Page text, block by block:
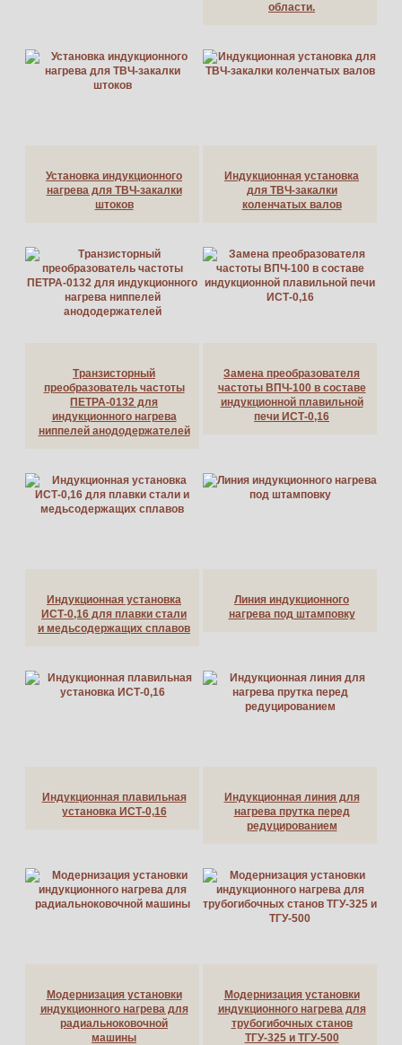
области.
Установка индукционного
нагрева для ТВЧ-закалки
штоков
Индукционная установка
для ТВЧ-закалки
коленчатых валов
Транзисторный
преобразователь частоты
ПЕТРА-0132 для
индукционного нагрева
ниппелей анододержателей
Замена преобразователя
частоты ВПЧ-100 в составе
индукционной плавильной
печи ИСТ-0,16
Индукционная установка
ИСТ-0,16 для плавки стали
и медьсодержащих сплавов
Линия индукционного
нагрева под штамповку
Индукционная плавильная
установка ИСТ-0,16
Индукционная линия для
нагрева прутка перед
редуцированием
Модернизация установки
индукционного нагрева для
радиальноковочной
машины
Модернизация установки
индукционного нагрева для
трубогибочных станов
ТГУ-325 и ТГУ-500